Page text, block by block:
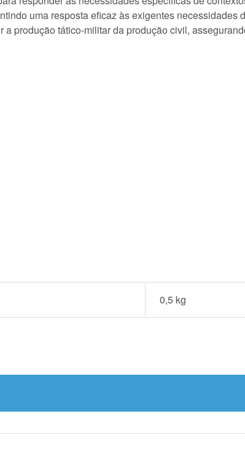
uma resposta eficaz às exigentes
produção tático-militar da produção civil,
0,5 kg